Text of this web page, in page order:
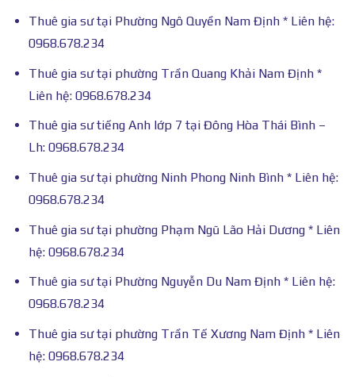
Thuê gia sư tại Phường Ngô Quyền Nam Định * Liên hệ:
0968.678.234
Thuê gia sư tại phường Trần Quang Khải Nam Định *
Liên hệ: 0968.678.234
Thuê gia sư tiếng Anh lớp 7 tại Đông Hòa Thái Bình –
Lh: 0968.678.234
Thuê gia sư tại phường Ninh Phong Ninh Bình * Liên hệ:
0968.678.234
Thuê gia sư tại phường Phạm Ngũ Lão Hải Dương * Liên
hệ: 0968.678.234
Thuê gia sư tại Phường Nguyễn Du Nam Định * Liên hệ:
0968.678.234
Thuê gia sư tại phường Trần Tế Xương Nam Định * Liên
hệ: 0968.678.234